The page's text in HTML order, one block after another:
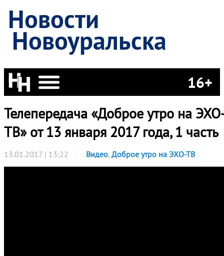
Новости
Новоуральска
16+
Телепередача «Доброе утро на
ТВ» от 13 января 2017 года, 1 часть
13.01.2017 | 13:22 Видео, Доброе утро на ЭХО-ТВ